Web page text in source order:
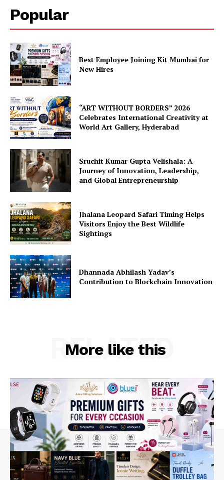
Popular
Best Employee Joining Kit Mumbai for
New Hires
“ART WITHOUT BORDERS” 2026
Celebrates International Creativity at
World Art Gallery, Hyderabad
Sruchit Kumar Gupta Velishala: A
Journey of Innovation, Leadership,
and Global Entrepreneurship
Jhalana Leopard Safari Timing Helps
Visitors Enjoy the Best Wildlife
Sightings
Dhannada Abhilash Yadav’s
Contribution to Blockchain Innovation
More like this
RELATED